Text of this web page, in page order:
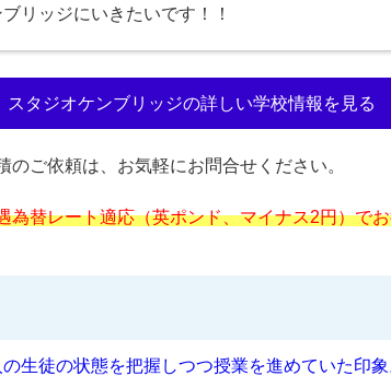
リッジにいきたいです！！
スタジオケンブリッジの詳しい学校情報を見る
ご依頼は、お気軽にお問合せください。
為替レート適応（英ポンド、マイナス2円）で
生徒の状態を把握しつつ授業を進めていた印